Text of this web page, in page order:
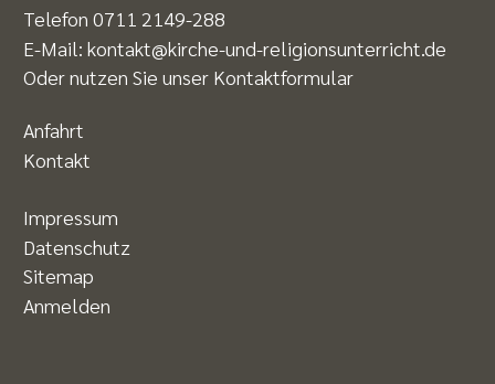
Telefon 0711 2149-288
E-Mail: kontakt@kirche-und-religionsunterricht.de
Oder nutzen Sie unser Kontaktformular
Anfahrt
Kontakt
Impressum
Datenschutz
Sitemap
Anmelden